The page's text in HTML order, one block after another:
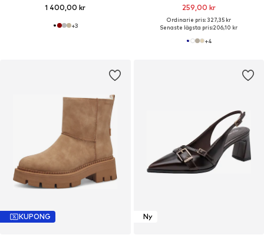
1 400,00 kr
+3
259,00 kr
Ordinarie pris: 327,35 kr
Senaste lägsta pris:206,10 kr
+4
KUPONG Ny